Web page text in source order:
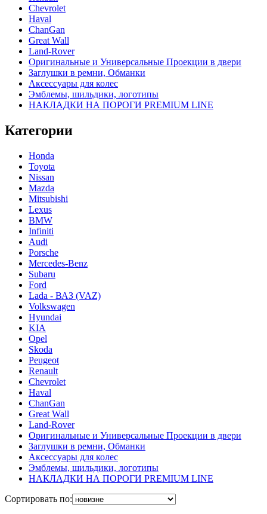
Chevrolet
Haval
ChanGan
Great Wall
Land-Rover
Оригинальные и Универсальные Проекции в двери
Заглушки в ремни, Обманки
Аксессуары для колес
Эмблемы, шильдики, логотипы
НАКЛАДКИ НА ПОРОГИ PREMIUM LINE
Категории
Honda
Toyota
Nissan
Mazda
Mitsubishi
Lexus
BMW
Infiniti
Audi
Porsche
Mercedes-Benz
Subaru
Ford
Lada - ВАЗ (VAZ)
Volkswagen
Hyundai
KIA
Opel
Skoda
Peugeot
Renault
Chevrolet
Haval
ChanGan
Great Wall
Land-Rover
Оригинальные и Универсальные Проекции в двери
Заглушки в ремни, Обманки
Аксессуары для колес
Эмблемы, шильдики, логотипы
НАКЛАДКИ НА ПОРОГИ PREMIUM LINE
Сортировать по: